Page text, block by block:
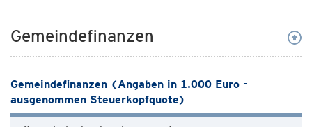
Gemeindefinanzen
Gemeindefinanzen (Angaben in 1.000 Euro -
ausgenommen Steuerkopfquote)